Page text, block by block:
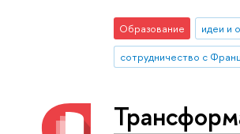
Образование идеи и